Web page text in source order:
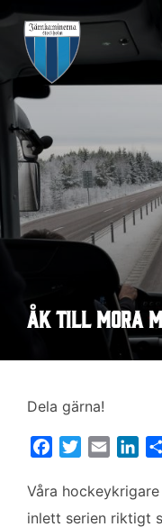
Hoppa
innehåll
Åk till Mora
Dela gärna!
c
e
i
t
a
i
n
k
Våra
inlett serien riktigt